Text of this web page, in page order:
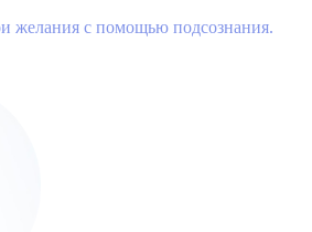
желания с помощью подсознания.